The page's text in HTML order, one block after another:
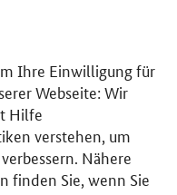
Ihre Einwilligung für
Webseite: Wir
Hilfe
verstehen, um
Nähere
finden Sie, wenn Sie